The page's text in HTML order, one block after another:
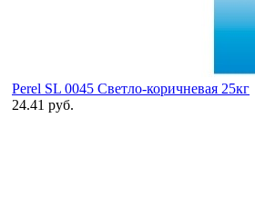
Perel SL 0045 Светло-коричневая 25кг
24.41 руб.